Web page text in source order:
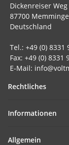
Dickenreiser
87700
Deutschland
Tel.: +49 (0) 8331
Fax: +49 (0) 8331
E-Mail:
Rechtliches
Informationen
Allgemein